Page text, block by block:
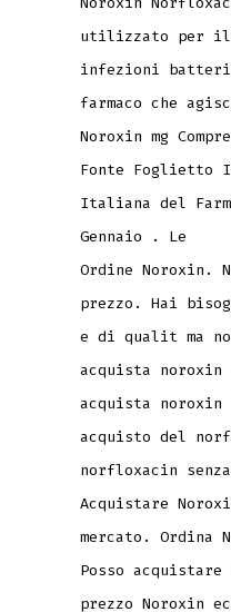
utilizzato per il
infezioni
farmaco che
Noroxin mg
Fonte Foglietto
Italiana del
Gennaio . Le
Ordine Noroxin.
prezzo. Hai
e di qualit ma
acquista
acquista
acquisto del
norfloxacin
Acquistare
mercato.
Posso
prezzo Noroxin